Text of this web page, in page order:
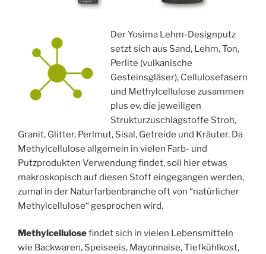
Der Yosima Lehm-Designputz
setzt sich aus Sand, Lehm, Ton,
Perlite (vulkanische
Gesteinsgläser), Cellulosefasern
und Methylcellulose zusammen
plus ev. die jeweiligen
Strukturzuschlagstoffe Stroh,
Granit, Glitter, Perlmut, Sisal, Getreide und Kräuter. Da
Methylcellulose allgemein in vielen Farb- und
Putzprodukten Verwendung findet, soll hier etwas
makroskopisch auf diesen Stoff eingegangen werden,
zumal in der Naturfarbenbranche oft von “natürlicher
Methylcellulose“ gesprochen wird.
Methylcellulosefindet sich in vielen Lebensmitteln
wie Backwaren, Speiseeis, Mayonnaise, Tiefkühlkost,